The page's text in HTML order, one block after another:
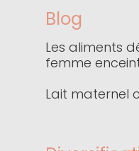
Blog
Les aliments
femme
Lait maternel